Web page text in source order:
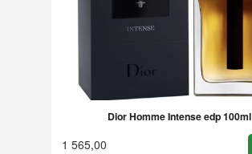
Dior Homme Intense edp 100ml
1 565,00